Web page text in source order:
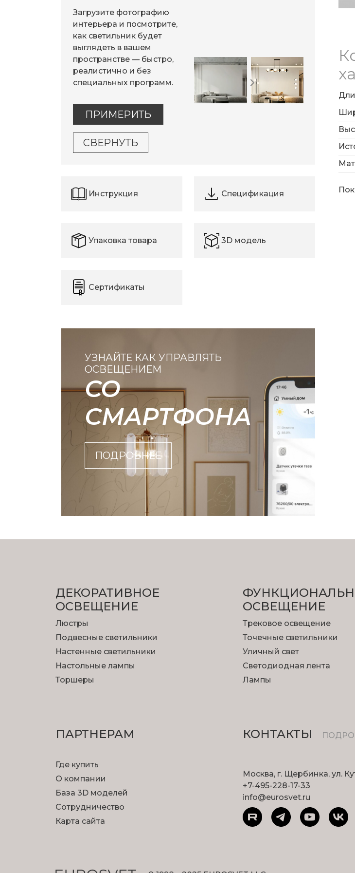
Загрузите фотографию
интерьера и посмотрите,
как светильник будет
выглядеть в вашем
пространстве — быстро,
реалистично и без
специальных программ.
ПРИМЕРИТЬ
СВЕРНУТЬ
Инструкция Спецификация
Упаковка товара 3D модель
Сертификаты
УЗНАЙТЕ КАК УПРАВЛЯТЬ
ОСВЕЩЕНИЕМ
СО
СМАРТФОНА
ПОДРОБНЕЕ
ДЕКОРАТИВНОЕ
ОСВЕЩЕНИЕ
Люстры
Подвесные светильники
Настенные светильники
Настольные лампы
Торшеры
ОСВЕЩЕНИЕ
Трековое освещение
Точечные светильники
Уличный свет
Светодиодная лента
Лампы
ПАРТНЕРАМ
Где купить
О компании
База 3D моделей
Сотрудничество
Карта сайта
КОНТАКТЫ
Москва, г. Щербинка, ул.
+7-495-228-17-33
info@eurosvet.ru